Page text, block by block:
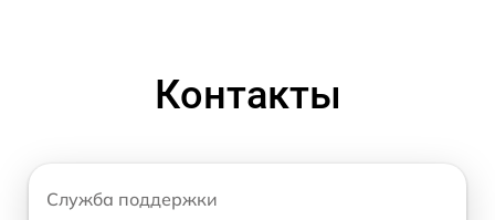
Контакты
Служба поддержки